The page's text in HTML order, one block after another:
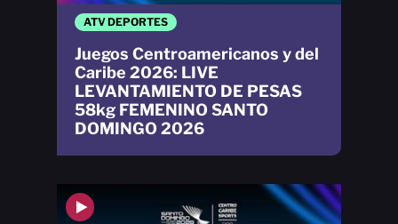
ATV DEPORTES
Juegos Centroamericanos y del
Caribe 2026: LIVE
LEVANTAMIENTO DE PESAS
58kg FEMENINO SANTO
DOMINGO 2026